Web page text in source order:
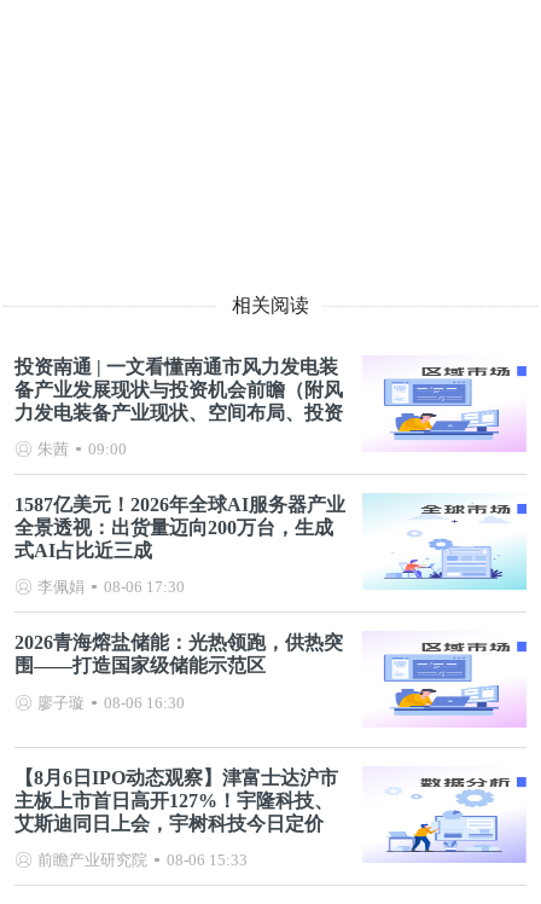
相关阅读
投资南通 | 一文看懂南通市风力发电装
备产业发展现状与投资机会前瞻（附风
力发电装备产业现状、空间布局、投资
朱茜 09:00
1587亿美元！2026年全球AI服务器产业
全景透视：出货量迈向200万台，生成
式AI占比近三成
李佩娟 08-06 17:30
2026青海熔盐储能：光热领跑，供热突
围——打造国家级储能示范区
廖子璇 08-06 16:30
【8月6日IPO动态观察】津富士达沪市
主板上市首日高开127%！宇隆科技、
艾斯迪同日上会，宇树科技今日定价
前瞻产业研究院 08-06 15:33